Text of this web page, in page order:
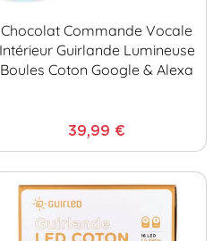
Chocolat Commande Vocale
Intérieur Guirlande Lumineuse
Boules Coton Google & Alexa
39,99 €